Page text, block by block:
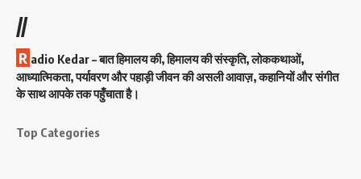
//
R adio Kedar – बात हिमालय की, हिमालय की संस्कृति, लोककथाओं,
आध्यात्मिकता, पर्यावरण और पहाड़ी जीवन की असली आवाज़, कहानियों और संगीत
के साथ आपके तक पहुँचाता है।
Top Categories